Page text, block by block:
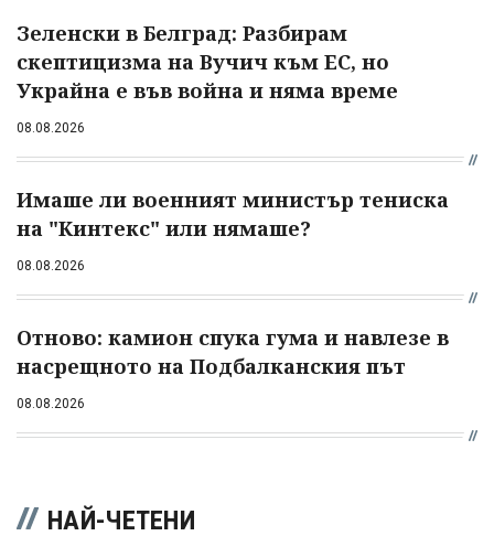
Зеленски в Белград: Разбирам
скептицизма на Вучич към ЕС, но
Украйна е във война и няма време
08.08.2026
Имаше ли военният министър тениска
на "Кинтекс" или нямаше?
08.08.2026
Отново: камион спука гума и навлезе в
насрещното на Подбалканския път
08.08.2026
НАЙ-ЧЕТЕНИ